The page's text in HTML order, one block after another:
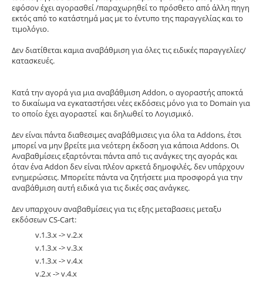
εφόσον έχει αγορασθεί /παραχωρηθεί το πρόσθετο από άλλη πηγη
εκτός από το κατάστημά μας με το έντυπο της παραγγελίας και το
τιμολόγιο.
Δεν διατίθεται καμια αναβάθμιση για όλες τις ειδικές παραγγελίες/
κατασκευές.
Κατά την αγορά για μια αναβάθμιση Addon, ο αγοραστής αποκτά
το δικαίωμα να εγκαταστήσει νέες εκδόσεις μόνο για το Domain για
το οποίο έχει αγοραστεί και δηλωθεί το Λογισμικό.
Δεν είναι πάντα διαθεσιμες αναβάθμισεις για όλα τα Addons, έτσι
μπορεί να μην βρείτε μια νεότερη έκδοση για κάποια Addons. Οι
Αναβαθμίσεις εξαρτόνται πάντα από τις ανάγκες της αγοράς και
όταν ένα Addon δεν είναι πλέον αρκετά δημοφιλές, δεν υπάρχουν
ενημερώσεις. Μπορείτε πάντα να ζητήσετε μια προσφορά για την
αναβάθμιση αυτή ειδικά για τις δικές σας ανάγκες.
Δεν υπαρχουν αναβαθμίσεις για τις εξης μεταβασεις μεταξυ
εκδόσεων CS-Cart:
v.1.3.x -> v.2.x
v.1.3.x -> v.3.x
v.1.3.x -> v.4.x
v.2.x -> v.4.x